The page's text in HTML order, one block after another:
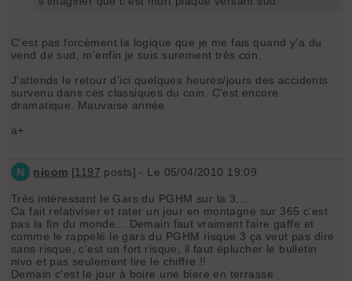
C'est pas forcément la logique que je me fais quand y'a du
vend de sud, m'enfin je suis surement très con.
J'attends le retour d'ici quelques heures/jours des accidents
survenu dans ces classiques du coin. C'est encore
dramatique. Mauvaise année
a+
N nicom [1197 posts] - Le 05/04/2010 19:09
Très intéressant le Gars du PGHM sur la 3.... .
Ca fait relativiser et rater un jour en montagne sur 365 c'est
pas la fin du monde... Demain faut vraiment faire gaffe et
comme le rappelé le gars du PGHM risque 3 ça veut pas dire
sans risque, c'est un fort risque, il faut éplucher le bulletin
nivo et pas seulement lire le chiffre.!!
Demain c'est le jour à boire une biere en terrasse